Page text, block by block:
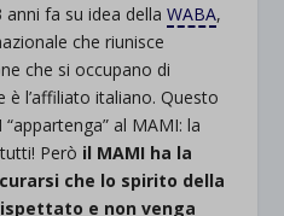
anni fa su idea dellaWABA,
che riunisce
che si occupano di
l’affiliato italiano. Questo
al MAMI: la
Però il MAMI ha la
che lo spirito della
e non venga